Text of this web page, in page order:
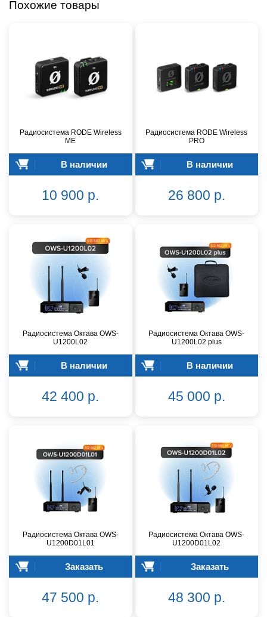
Похожие товары
Радиосистема RODE Wireless
ME
В наличии
10 900 р.
Радиосистема RODE Wireless
PRO
В наличии
26 800 р.
Радиосистема Октава OWS-
U1200L02
В наличии
42 400 р.
Радиосистема Октава OWS-
U1200L02 plus
В наличии
45 000 р.
Радиосистема Октава OWS-
U1200D01L01
Заказать
47 500 р.
Радиосистема Октава OWS-
U1200D01L02
Заказать
48 300 р.